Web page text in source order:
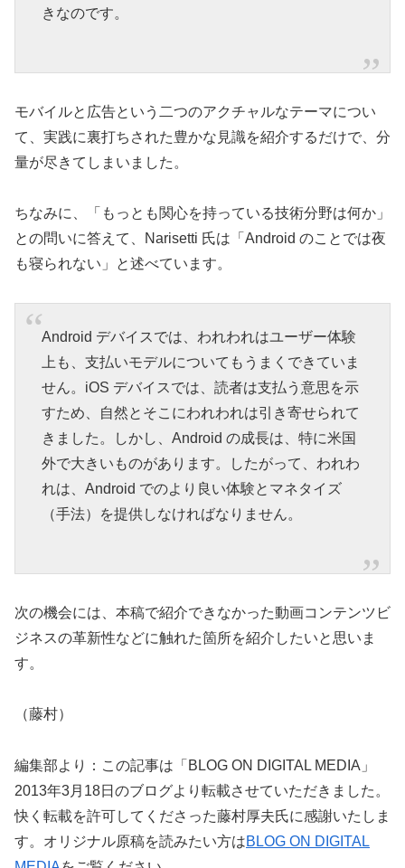
きなのです。
モバイルと広告という二つのアクチャルなテーマについ
て、実践に裏打ちされた豊かな見識を紹介するだけで、分
量が尽きてしまいました。
ちなみに、「もっとも関心を持っている技術分野は何か」
との問いに答えて、Narisetti 氏は「Android のことでは夜
も寝られない」と述べています。
Android デバイスでは、われわれはユーザー体験
上も、支払いモデルについてもうまくできていま
せん。iOS デバイスでは、読者は支払う意思を示
すため、自然とそこにわれわれは引き寄せられて
きました。しかし、Android の成長は、特に米国
外で大きいものがあります。したがって、われわ
れは、Android でのより良い体験とマネタイズ
（手法）を提供しなければなりません。
次の機会には、本稿で紹介できなかった動画コンテンツビ
ジネスの革新性などに触れた箇所を紹介したいと思いま
す。
（藤村）
編集部より：この記事は「BLOG ON DIGITAL MEDIA」
2013年3月18日のブログより転載させていただきました。
快く転載を許可してくださった藤村厚夫氏に感謝いたしま
す。オリジナル原稿を読みたい方はBLOG ON DIGITAL